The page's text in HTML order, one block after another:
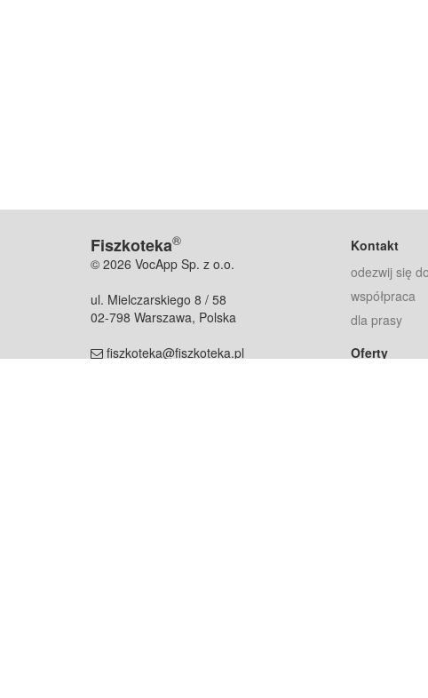
Fiszkoteka®
© 2026 VocApp Sp. z o.o.
ul. Mielczarskiego 8 / 58
02-798 Warszawa, Polska
fiszkoteka@fiszkoteka.pl
Kontakt
odezwij się
współpraca
dla prasy
Oferty